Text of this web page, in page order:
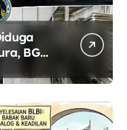
BGN